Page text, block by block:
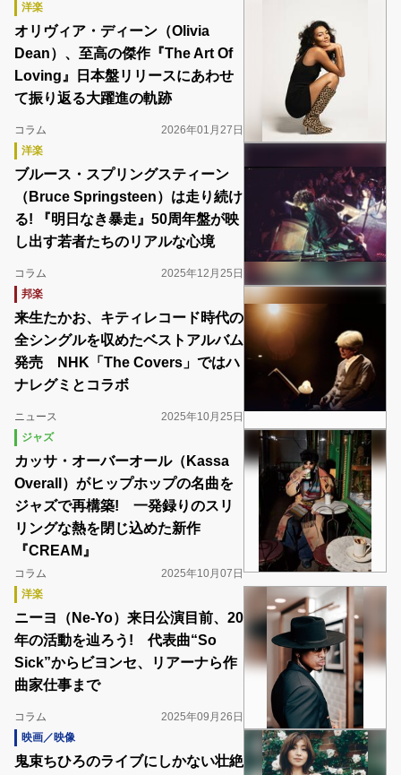
洋楽
オリヴィア・ディーン（Olivia
Dean）、至高の傑作『The Art Of
Loving』日本盤リリースにあわせ
て振り返る大躍進の軌跡
コラム
2026年01月27日
洋楽
ブルース・スプリングスティーン
（Bruce Springsteen）は走り続け
る! 『明日なき暴走』50周年盤が映
し出す若者たちのリアルな心境
コラム
2025年12月25日
邦楽
来生たかお、キティレコード時代の
全シングルを収めたベストアルバム
発売 NHK「The Covers」ではハ
ナレグミとコラボ
ニュース
2025年10月25日
ジャズ
カッサ・オーバーオール（Kassa
Overall）がヒップホップの名曲を
ジャズで再構築! 一発録りのスリ
リングな熱を閉じ込めた新作
『CREAM』
コラム
2025年10月07日
洋楽
ニーヨ（Ne-Yo）来日公演目前、20
年の活動を辿ろう! 代表曲“So
Sick”からビヨンセ、リアーナら作
曲家仕事まで
コラム
2025年09月26日
映画／映像
鬼束ちひろのライブにしかない壮絶